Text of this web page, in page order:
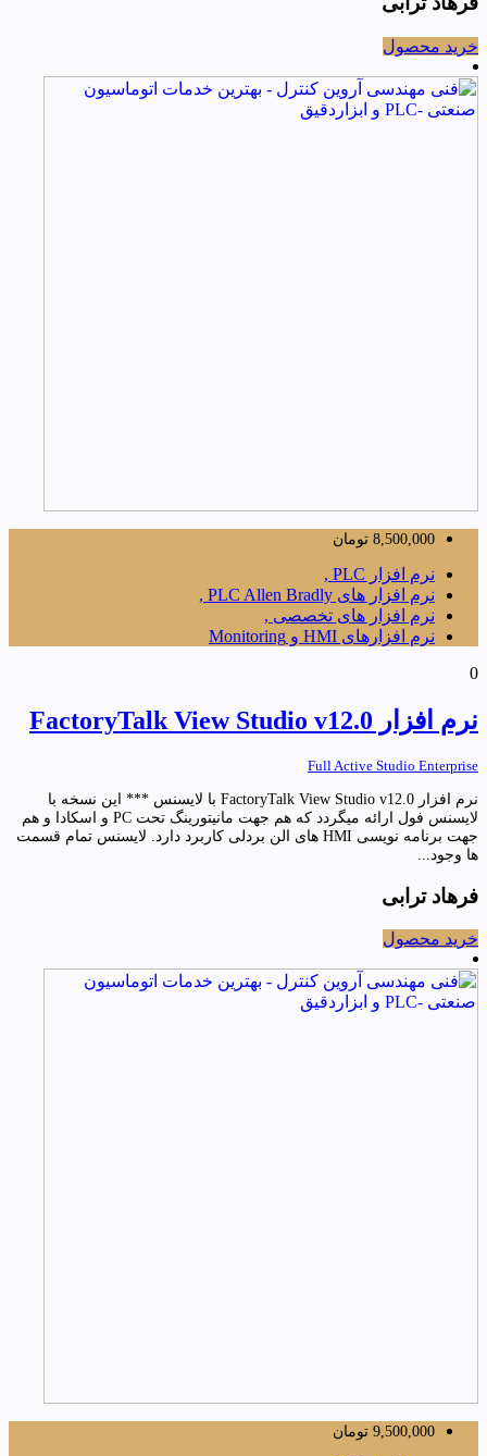
خرید محصول
8,500,000 تومان
نرم افزار PLC ,
نرم افزار های PLC Allen Bradly ,
نرم افزار های تخصصی ,
نرم افزارهای HMI و Monitoring
0
نرم افزار FactoryTalk View Studio v12.0
Full Active Studio Enterprise
نرم افزار FactoryTalk View Studio v12.0 با لایسنس *** این نسخه با
لایسنس فول ارائه میگردد که هم جهت مانیتورینگ تحت PC و اسکادا و هم
جهت برنامه نویسی HMI های الن بردلی کاربرد دارد. لایسنس تمام قسمت
ها وجود...
فرهاد ترابی
خرید محصول
9,500,000 تومان